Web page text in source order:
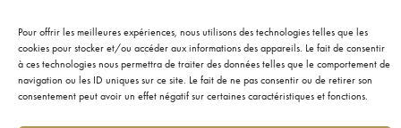
Pour offrir les meilleures expériences, nous utilisons des technologies telles que les
cookies pour stocker et/ou accéder aux informations des appareils. Le fait de consentir
à ces technologies nous permettra de traiter des données telles que le comportement de
navigation ou les ID uniques sur ce site. Le fait de ne pas consentir ou de retirer son
consentement peut avoir un effet négatif sur certaines caractéristiques et fonctions.